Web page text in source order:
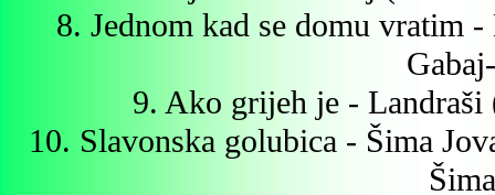
8. Jednom kad se domu vratim
9. Ako grijeh je -
10. Slavonska golubica - Šima